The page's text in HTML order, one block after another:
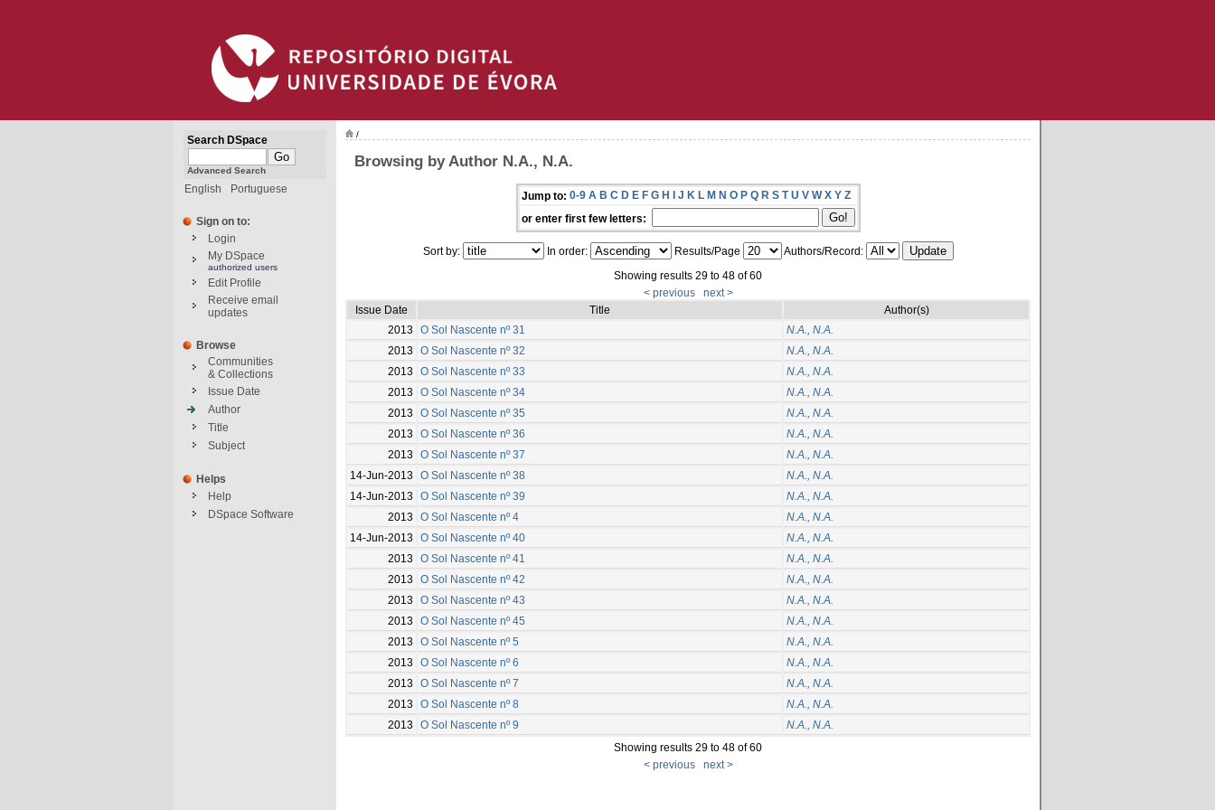
Search DSpace
Advanced Search
English Portuguese
Sign on to:
Login
My DSpace
authorized users
Edit Profile
Receive email
updates
Browse
Communities
& Collections
Issue Date
Author
Title
Subject
Helps
Help
DSpace Software
/
Browsing by Author N.A., N.A.
Jump to: 0-9 A B C D E F G H I J K L M N O P Q R S T U V W X Y Z
or enter first few letters:
Sort by: In order: Results/Page
Authors/Record:
Showing results 29 to 48 of 60
< previous
next >
Issue Date
Title
Author(s)
2013
O Sol Nascente nº 31
N.A., N.A.
2013
O Sol Nascente nº 32
N.A., N.A.
2013
O Sol Nascente nº 33
N.A., N.A.
2013
O Sol Nascente nº 34
N.A., N.A.
2013
O Sol Nascente nº 35
N.A., N.A.
2013
O Sol Nascente nº 36
N.A., N.A.
2013
O Sol Nascente nº 37
N.A., N.A.
14-Jun-2013
O Sol Nascente nº 38
N.A., N.A.
14-Jun-2013
O Sol Nascente nº 39
N.A., N.A.
2013
O Sol Nascente nº 4
N.A., N.A.
14-Jun-2013
O Sol Nascente nº 40
N.A., N.A.
2013
O Sol Nascente nº 41
N.A., N.A.
2013
O Sol Nascente nº 42
N.A., N.A.
2013
O Sol Nascente nº 43
N.A., N.A.
2013
O Sol Nascente nº 45
N.A., N.A.
2013
O Sol Nascente nº 5
N.A., N.A.
2013
O Sol Nascente nº 6
N.A., N.A.
2013
O Sol Nascente nº 7
N.A., N.A.
2013
O Sol Nascente nº 8
N.A., N.A.
2013
O Sol Nascente nº 9
N.A., N.A.
Showing results 29 to 48 of 60
< previous
next >